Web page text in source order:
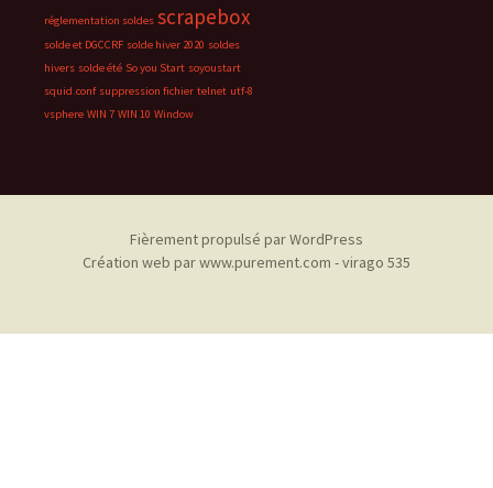
réglementation soldes scrapebox
solde et DGCCRF solde hiver 2020 soldes
hivers solde été So you Start soyoustart
squid.conf suppression fichier telnet utf-8
vsphere WIN 7 WIN 10 Window
Fièrement propulsé par WordPress
Création web parwww.purement.com -virago 535